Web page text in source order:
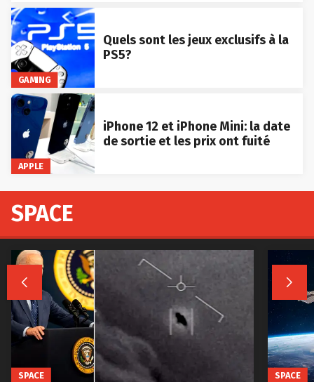
GAMING
Quels sont les jeux exclusifs à la
PS5?
APPLE
iPhone 12 et iPhone Mini: la date
de sortie et les prix ont fuité
SPACE
 
SPACE SPACE